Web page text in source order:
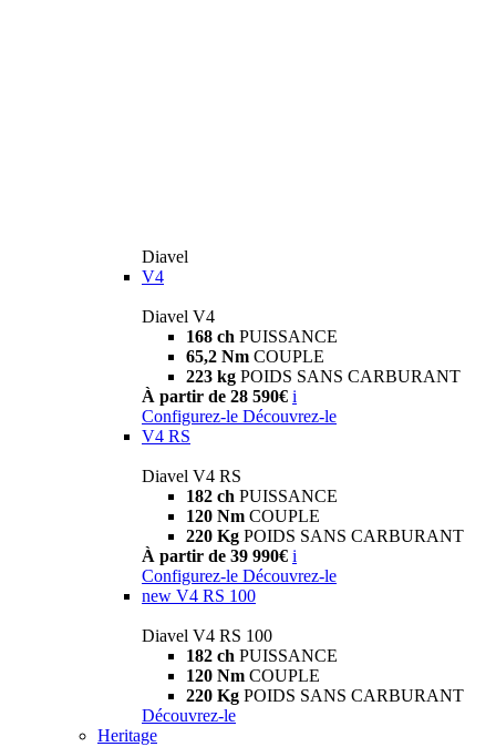
Diavel
V4
Diavel V4
168 ch PUISSANCE
65,2 Nm COUPLE
223 kg POIDS SANS CARBURANT
À partir de 28 590€ i
Configurez-le Découvrez-le
V4 RS
Diavel V4 RS
182 ch PUISSANCE
120 Nm COUPLE
220 Kg POIDS SANS CARBURANT
À partir de 39 990€ i
Configurez-le Découvrez-le
new V4 RS 100
Diavel V4 RS 100
182 ch PUISSANCE
120 Nm COUPLE
220 Kg POIDS SANS CARBURANT
Découvrez-le
Heritage